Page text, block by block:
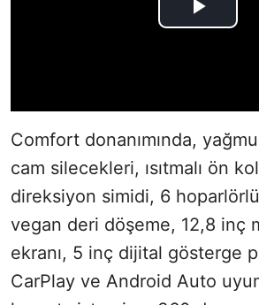
Comfort donanımında,
cam silecekleri, ısıtmalı ön
direksiyon simidi, 6
vegan deri döşeme, 12,8 inç
ekranı, 5 inç dijital gösterge
CarPlay ve Android Auto